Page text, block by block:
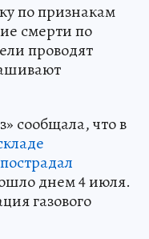
по признакам
смерти по
проводят
сообщала, что в
днем 4 июля.
газового